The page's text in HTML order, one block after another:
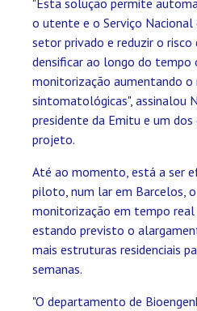
o utente e o Serviço Nacional
setor privado e reduzir o risco
densificar ao longo do tempo
monitorização aumentando o
sintomatológicas", assinalou
presidente da Emitu e um dos
projeto.
Até ao momento, está a ser
piloto, num lar em Barcelos,
monitorização em tempo real
estando previsto o
mais estruturas residenciais
semanas.
"O departamento de